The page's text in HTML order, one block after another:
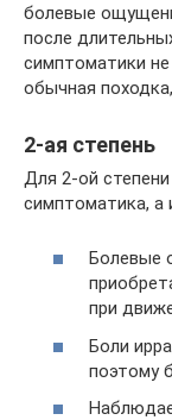
болевые
после
симптоматики
обычная
2-ая степень
Для 2-ой
симптоматика, а
Болевые
при
Боли
поэтому